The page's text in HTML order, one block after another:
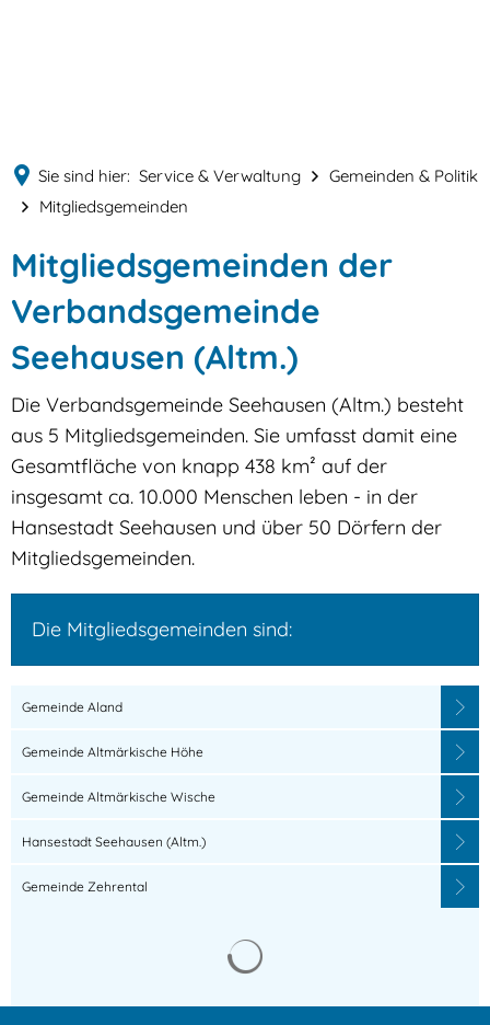
Sie sind hier: Service & Verwaltung
Gemeinden & Politik
Mitgliedsgemeinden
Mitgliedsgemeinden der
Verbandsgemeinde
Seehausen (Altm.)
Die Verbandsgemeinde Seehausen (Altm.) besteht
aus 5 Mitgliedsgemeinden. Sie umfasst damit eine
Gesamtfläche von knapp 438 km² auf der
insgesamt ca. 10.000 Menschen leben - in der
Hansestadt Seehausen und über 50 Dörfern der
Mitgliedsgemeinden.
Die Mitgliedsgemeinden sind:
Gemeinde Aland
Gemeinde Altmärkische Höhe
Gemeinde Altmärkische Wische
Hansestadt Seehausen (Altm.)
Gemeinde Zehrental